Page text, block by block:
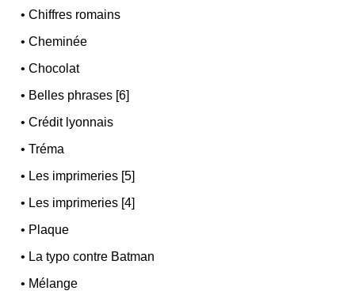
•Chiffres romains
•Cheminée
•Chocolat
• Belles phrases [6]
•Crédit lyonnais
•Tréma
• Les imprimeries [5]
• Les imprimeries [4]
• Plaque
• La typo contre Batman
• Mélange